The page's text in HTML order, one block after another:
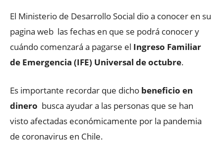
El Ministerio de Desarrollo Social dio a conocer en su
pagina web las fechas en que se podrá conocer y
cuándo comenzará a pagarse el Ingreso Familiar
de Emergencia (IFE) Universal de octubre.
Es importante recordar que dicho beneficio en
dinero busca ayudar a las personas que se han
visto afectadas económicamente por la pandemia
de coronavirus en Chile.